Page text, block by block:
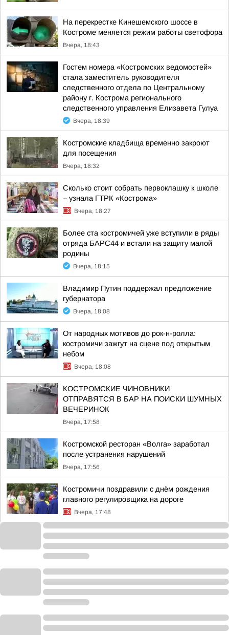
На перекрестке Кинешемского шоссе в
Костроме меняется режим работы светофора
Вчера, 18:43
Гостем номера «Костромских ведомостей»
стала заместитель руководителя
следственного отдела по Центральному
району г. Кострома регионального
следственного управления Елизавета Гулуа
Вчера, 18:39
Костромские кладбища временно закроют
для посещения
Вчера, 18:32
Сколько стоит собрать первоклашку к школе
– узнала ГТРК «Кострома»
Вчера, 18:27
Более ста костромичей уже вступили в ряды
отряда БАРС44 и встали на защиту малой
родины
Вчера, 18:15
Владимир Путин поддержал предложение
губернатора
Вчера, 18:08
От народных мотивов до рок-н-ролла:
костромичи зажгут на сцене под открытым
небом
Вчера, 18:08
КОСТРОМСКИЕ ЧИНОВНИКИ
ОТПРАВЯТСЯ В БАР НА ПОИСКИ ШУМНЫХ
ВЕЧЕРИНОК
Вчера, 17:58
Костромской ресторан «Волга» заработал
после устранения нарушений
Вчера, 17:56
Костромичи поздравили с днём рождения
главного регулировщика на дороге
Вчера, 17:48